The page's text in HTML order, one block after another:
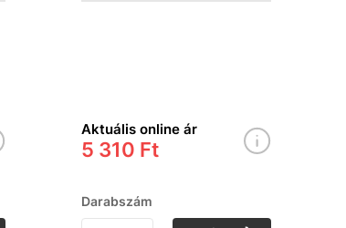
Aktuális online ár
5 310 Ft
Darabszám